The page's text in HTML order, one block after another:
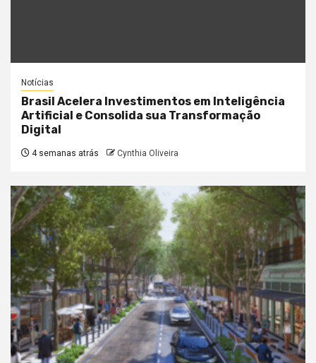
Notícias
Brasil Acelera Investimentos em Inteligência
Artificial e Consolida sua Transformação
Digital
4 semanas atrás Cynthia Oliveira